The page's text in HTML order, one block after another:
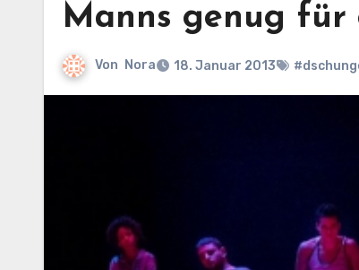
Manns genug für
Von Nora 18. Januar 2013